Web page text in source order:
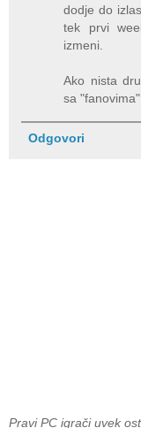
dodje do
tek prvi
izmeni.
Ako nista
sa
Odgovori
Pravi PC igrači uvek